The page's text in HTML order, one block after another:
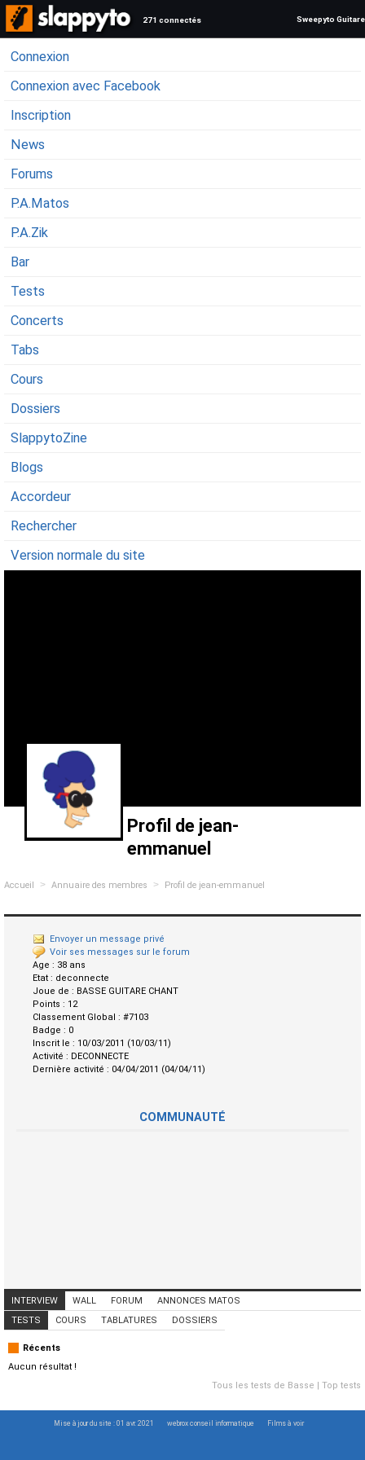
271 connectés Sweepyto Guitare
Connexion
Connexion avec Facebook
Inscription
News
Forums
P.A.Matos
P.A.Zik
Bar
Tests
Concerts
Tabs
Cours
Dossiers
SlappytoZine
Blogs
Accordeur
Rechercher
Version normale du site
Profil de jean-
emmanuel
Accueil > Annuaire des membres > Profil de jean-emmanuel
Envoyer un message privé
Voir ses messages sur le forum
Age : 38 ans
Etat : deconnecte
Joue de : BASSE GUITARE CHANT
Points : 12
Classement Global : #7103
Badge : 0
Inscrit le : 10/03/2011 (10/03/11)
Activité : DECONNECTE
Dernière activité : 04/04/2011 (04/04/11)
COMMUNAUTÉ
INTERVIEW WALL FORUM
ANNONCES MATOS
ANNONCES MUSICIENS
CONCERTS
TESTS COURS TABLATURES DOSSIERS
Récents
Aucun résultat !
Tous les tests de Basse
Top tests
Mise à jour du site : 01 avr. 2021 webrox conseil informatique Films à voir